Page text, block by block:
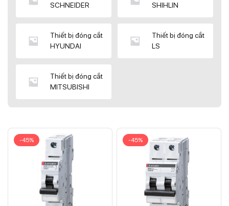
SCHNEIDER
SHIHLIN
Thiết bị đóng cắt
HYUNDAI
Thiết bị đóng cắt
LS
Thiết bị đóng cắt
MITSUBISHI
-45% -45%